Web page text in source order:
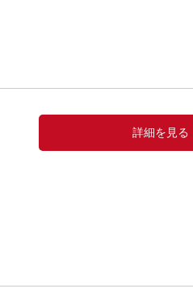
詳細を見る